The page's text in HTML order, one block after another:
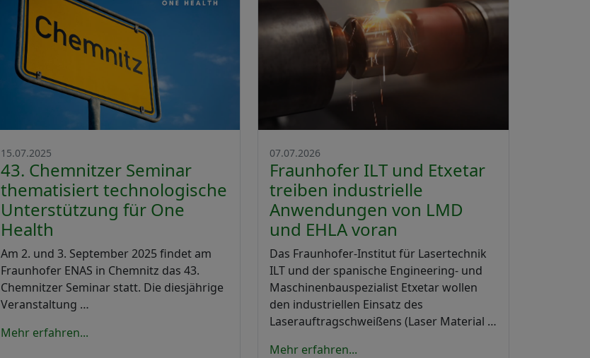
15.07.2025
43. Chemnitzer Seminar
thematisiert technologische
Unterstützung für One
Health
Am 2. und 3. September 2025 findet am
Fraunhofer ENAS in Chemnitz das 43.
Chemnitzer Seminar statt. Die diesjährige
Veranstaltung …
Mehr erfahren...
07.07.2026
Fraunhofer ILT und Etxetar
treiben industrielle
Anwendungen von LMD
und EHLA voran
Das Fraunhofer-Institut für Lasertechnik
ILT und der spanische Engineering- und
Maschinenbauspezialist Etxetar wollen
den industriellen Einsatz des
Laserauftragschweißens (Laser Material …
Mehr erfahren...